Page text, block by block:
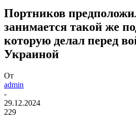
Портников
занимается такой же
которую делал перед
Украиной
От
admin
-
29.12.2024
229